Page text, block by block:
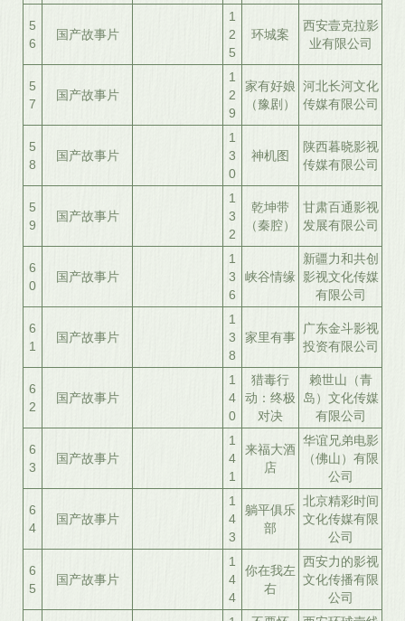
5
6
国产故事片
1
2
5
环城案
西安壹克拉影
业有限公司
5
7
国产故事片
1
2
9
家有好娘
（豫剧）
河北长河文化
传媒有限公司
5
8
国产故事片
1
3
0
神机图
陕西暮晓影视
传媒有限公司
5
9
国产故事片
1
3
2
乾坤带
（秦腔）
甘肃百通影视
发展有限公司
6
0
国产故事片
1
3
6
峡谷情缘
新疆力和共创
影视文化传媒
有限公司
6
1
国产故事片
1
3
8
家里有事
广东金斗影视
投资有限公司
6
2
国产故事片
1
4
0
猎毒行
动：终极
对决
赖世山（青
岛）文化传媒
有限公司
6
3
国产故事片
1
4
1
来福大酒
店
华谊兄弟电影
（佛山）有限
公司
6
4
国产故事片
1
4
3
躺平俱乐
部
北京精彩时间
文化传媒有限
公司
6
5
国产故事片
1
4
4
你在我左
右
西安力的影视
文化传播有限
公司